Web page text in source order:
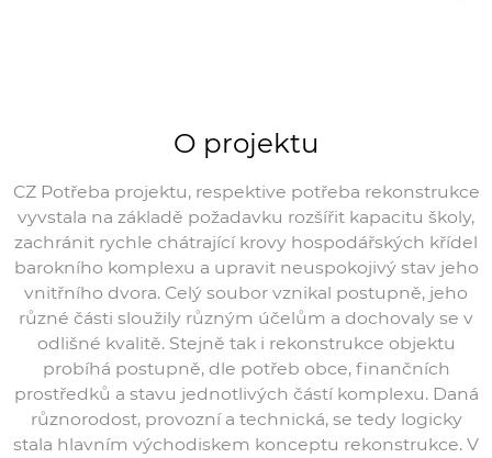
O projektu
CZ Potřeba projektu, respektive potřeba rekonstrukce
vyvstala na základě požadavku rozšířit kapacitu školy,
zachránit rychle chátrající krovy hospodářských křídel
barokního komplexu a upravit neuspokojivý stav jeho
vnitřního dvora. Celý soubor vznikal postupně, jeho
různé části sloužily různým účelům a dochovaly se v
odlišné kvalitě. Stejně tak i rekonstrukce objektu
probíhá postupně, dle potřeb obce, finančních
prostředků a stavu jednotlivých částí komplexu. Daná
různorodost, provozní a technická, se tedy logicky
stala hlavním východiskem konceptu rekonstrukce. V